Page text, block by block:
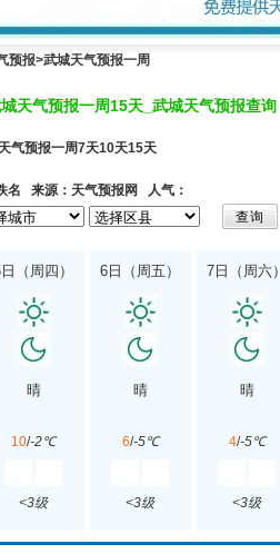
预报>武城天气预报一周
天气预报一周15天_武城天气预报查询
气预报一周7天10天15天
名 来源：天气预报网 人气：
（周四）
晴
10/-2℃
<3级
6日（周五）
晴
6/-5℃
<3级
7日（周六）
晴
4/-5℃
<3级